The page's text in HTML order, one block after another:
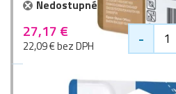
Nedostupné
27,17 €
22,09 € bez DPH -